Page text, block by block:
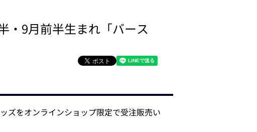
・9月前半生まれ「バース
ズをオンラインショップ限定で受注販売い